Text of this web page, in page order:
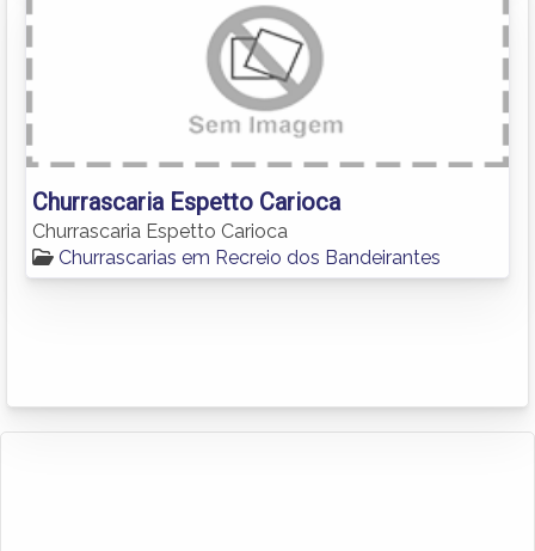
Churrascaria Espetto Carioca
Churrascaria Espetto Carioca
Churrascarias em Recreio dos Bandeirantes